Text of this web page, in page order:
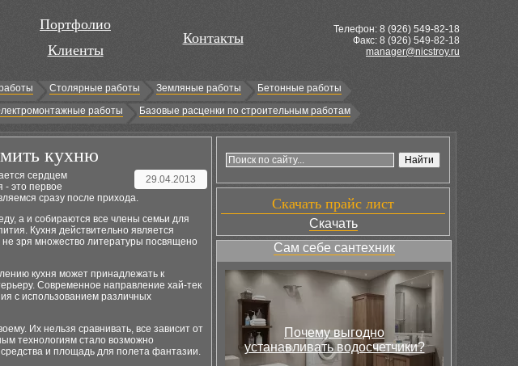
Портфолио
Клиенты
Контакты
Телефон: 8 (926) 549-82-18
Факс: 8 (926) 549-82-18
manager@nicstroy.ru
Столярные работы Земляные работы
Бетонные работы
работы Базовые расценки по строительным работам
кухню
29.04.2013
сердцем
- это первое
сразу после прихода.
а и собираются все члены семьи для
Кухня действительно является
зря множество литературы посвящено
кухня может принадлежать к
Современное направление хай-тек
с использованием различных
Их нельзя сравнивать, все зависит от
технологиям стало возможно
и площадь для полета фантазии.
Скачать прайс лист
Скачать
Сам себе сантехник
Почему выгодно
устанавливать водосчетчики?